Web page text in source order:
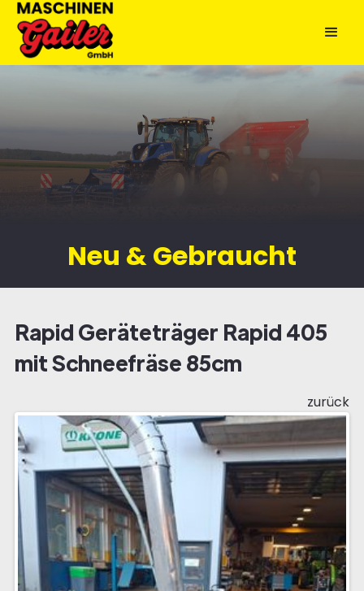
Neu & Gebraucht
Rapid Geräteträger Rapid 405
mit Schneefräse 85cm
zurück